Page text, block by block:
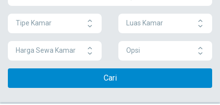
Tipe Kamar Luas Kamar
Harga Sewa Kamar Opsi
Cari